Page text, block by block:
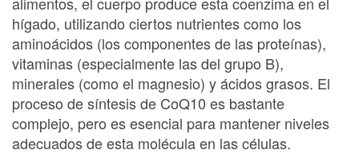
hígado, utilizando ciertos nutrientes como los
aminoácidos (los componentes de las proteínas),
vitaminas (especialmente las del grupo B),
minerales (como el magnesio) y ácidos grasos. El
proceso de síntesis de CoQ10 es bastante
complejo, pero es esencial para mantener niveles
adecuados de esta molécula en las células.